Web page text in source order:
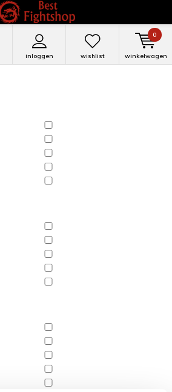
inloggen wishlist winkelwagen
0